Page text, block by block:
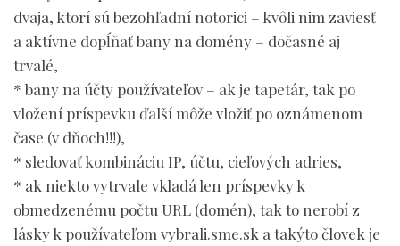
dvaja, ktorí sú bezohľadní notorici – kvôli nim zaviesť
a aktívne dopĺňať bany na domény – dočasné aj
trvalé,
* bany na účty používateľov – ak je tapetár, tak po
vložení príspevku ďalší môže vložiť po oznámenom
čase (v dňoch!!!),
* sledovať kombináciu IP, účtu, cieľových adries,
* ak niekto vytrvale vkladá len príspevky k
obmedzenému počtu URL (domén), tak to nerobí z
lásky k používateľom vybrali.sme.sk a takýto človek je